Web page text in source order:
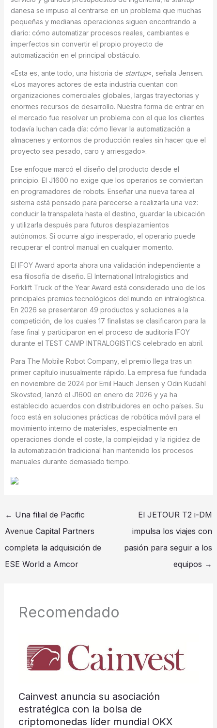
danesa se impuso al centrarse en un problema que muchas
pequeñas y medianas operaciones siguen encontrando a
diario: cómo automatizar procesos reales, cambiantes e
imperfectos sin convertir el propio proyecto de
automatización en el principal obstáculo.
«Esta es, ante todo, una historia de startup«, señala Jensen.
«Los mayores actores de esta industria cuentan con
organizaciones comerciales globales, largas trayectorias y
enormes recursos de desarrollo. Nuestra forma de entrar en
el mercado fue resolver un problema con el que los clientes
todavía luchan cada día: cómo llevar la automatización a
almacenes y entornos de producción reales sin hacer que el
proyecto sea pesado, caro y arriesgado».
Ese enfoque marcó el diseño del producto desde el
principio. El J1600 no exige que los operarios se conviertan
en programadores de robots. Enseñar una nueva tarea al
sistema está pensado para parecerse a realizarla una vez:
conducir la transpaleta hasta el destino, guardar la ubicación
y utilizarla después para futuros desplazamientos
autónomos. Si ocurre algo inesperado, el operario puede
recuperar el control manual en cualquier momento.
El IFOY Award aporta ahora una validación independiente a
esa filosofía de diseño. El International Intralogistics and
Forklift Truck of the Year Award está considerado uno de los
principales premios tecnológicos del mundo en intralogística.
En 2026 se presentaron 49 productos y soluciones a la
competición, de los cuales 17 finalistas se clasificaron para la
fase final y participaron en el proceso de auditoría IFOY
durante el TEST CAMP INTRALOGISTICS celebrado en abril.
Para The Mobile Robot Company, el premio llega tras un
primer capítulo inusualmente rápido. La empresa fue fundada
en noviembre de 2024 por Emil Hauch Jensen y Odin Kudahl
Skovsted, lanzó el J1600 en enero de 2026 y ya ha
establecido acuerdos con distribuidores en ocho países. Su
foco está en soluciones prácticas de robótica móvil para el
movimiento interno de materiales, especialmente en
operaciones donde el coste, la complejidad y la rigidez de
la automatización tradicional han mantenido los procesos
manuales durante demasiado tiempo.
← Una filial de Pacific
Avenue Capital Partners
completa la adquisición de
ESE World a Amcor
El JETOUR T2 i-DM
impulsa los viajes con
pasión para seguir a los
equipos →
Recomendado
Cainvest anuncia su asociación
estratégica con la bolsa de
criptomonedas líder mundial OKX